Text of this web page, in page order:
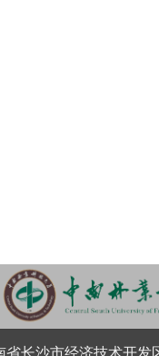
省长沙市经济技术开发